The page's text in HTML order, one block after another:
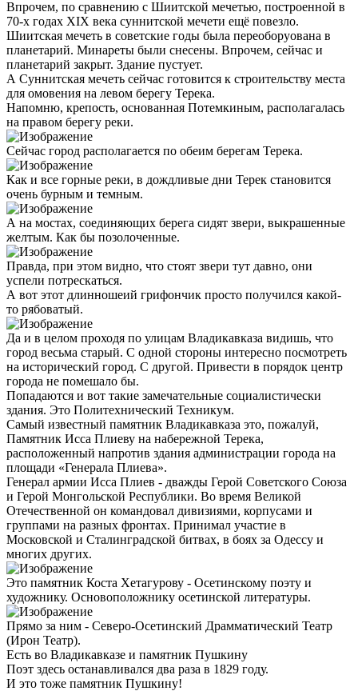
Впрочем, по сравнению с Шиитской мечетью, построенной в
70-х годах ХIХ века суннитской мечети ещё повезло.
Шиитская мечеть в советские годы была переоборуована в
планетарий. Минареты были снесены. Впрочем, сейчас и
планетарий закрыт. Здание пустует.
А Суннитская мечеть сейчас готовится к строительству места
для омовения на левом берегу Терека.
Напомню, крепость, основанная Потемкиным, располагалась
на правом берегу реки.
Сейчас город располагается по обеим берегам Терека.
Как и все горные реки, в дождливые дни Терек становится
очень бурным и темным.
А на мостах, соединяющих берега сидят звери, выкрашенные
желтым. Как бы позолоченные.
Правда, при этом видно, что стоят звери тут давно, они
успели потрескаться.
А вот этот длинношеий грифончик просто получился какой-
то рябоватый.
Да и в целом проходя по улицам Владикавказа видишь, что
город весьма старый. С одной стороны интересно посмотреть
на исторический город. С другой. Привести в порядок центр
города не помешало бы.
Попадаются и вот такие замечательные социалистически
здания. Это Политехнический Техникум.
Самый известный памятник Владикавказа это, пожалуй,
Памятник Исса Плиеву на набережной Терека,
расположенный напротив здания администрации города на
площади «Генерала Плиева».
Генерал армии Исса Плиев - дважды Герой Советского Союза
и Герой Монгольской Республики. Во время Великой
Отечественной он командовал дивизиями, корпусами и
группами на разных фронтах. Принимал участие в
Московской и Сталинградской битвах, в боях за Одессу и
многих других.
Это памятник Коста Хетагурову - Осетинскому поэту и
художнику. Основоположнику осетинской литературы.
Прямо за ним - Северо-Осетинский Драмматический Театр
(Ирон Театр).
Есть во Владикавказе и памятник Пушкину
Поэт здесь останавливался два раза в 1829 году.
И это тоже памятник Пушкину!